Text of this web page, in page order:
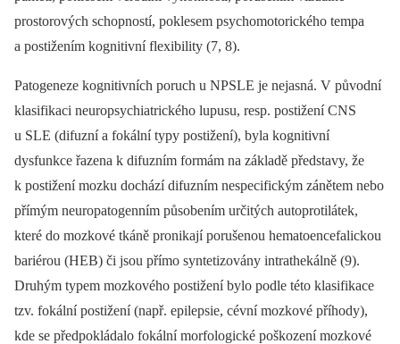
prostorových schopností, poklesem psychomotorického tempa
a postižením kognitivní flexibility (7, 8).
Patogeneze kognitivních poruch u NPSLE je nejasná. V původní
klasifikaci neuropsychiatrického lupusu, resp. postižení CNS
u SLE (difuzní a fokální typy postižení), byla kognitivní
dysfunkce řazena k difuzním formám na základě představy, že
k postižení mozku dochází difuzním nespecifickým zánětem nebo
přímým neuropatogenním působením určitých autoprotilátek,
které do mozkové tkáně pronikají porušenou hematoencefalickou
bariérou (HEB) či jsou přímo syntetizovány intrathekálně (9).
Druhým typem mozkového postižení bylo podle této klasifikace
tzv. fokální postižení (např. epilepsie, cévní mozkové příhody),
kde se předpokládalo fokální morfologické poškození mozkové